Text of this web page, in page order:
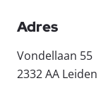
Adres
Vondellaan 55
2332 AA Leiden